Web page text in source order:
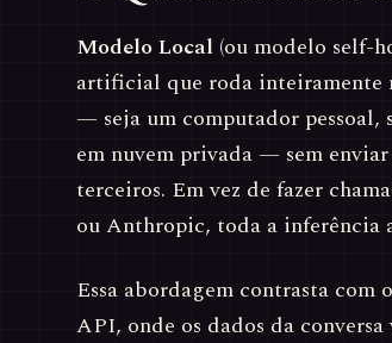
Modelo Local (ou modelo self-
artificial que roda inteiramente
— seja um computador
em nuvem privada — sem
terceiros. Em vez de fazer
ou Anthropic, toda a inferência
Essa abordagem contrasta com
API, onde os dados da